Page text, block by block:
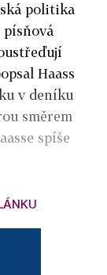
politika
Haass
v deníku
směrem
spíše